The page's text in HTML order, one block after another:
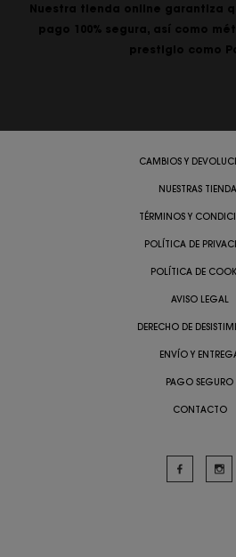
Nuestra tienda online garantiza
pago 100% segura, así como
prestigio como
CAMBIOS Y
NUESTRAS
TÉRMINOS Y
POLÍTICA DE
POLÍTICA DE
AVISO LEGAL
DERECHO DE
ENVÍO Y
PAGO SEGURO
CONTACTO